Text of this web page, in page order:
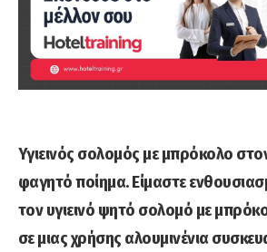
Υγιεινός σολομός με μπρόκολο
φαγητό ποίημα. Είμαστε
τον υγιεινό ψητό σολομό με
σε μιας χρήσης αλουμινένια